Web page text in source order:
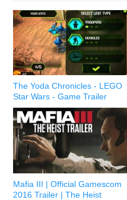
The Yoda Chronicles - LEGO
Star Wars - Game Trailer
Mafia III | Official Gamescom
2016 Trailer | The Heist